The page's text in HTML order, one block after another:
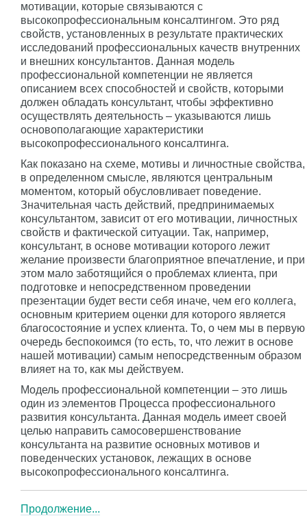
мотивации, которые связываются с
высокопрофессиональным консалтингом. Это ряд
свойств, установленных в результате практических
исследований профессиональных качеств внутренних
и внешних консультантов. Данная модель
профессиональной компетенции не является
описанием всех способностей и свойств, которыми
должен обладать консультант, чтобы эффективно
осуществлять деятельность – указываются лишь
основополагающие характеристики
высокопрофессионального консалтинга.
Как показано на схеме, мотивы и личностные свойства,
в определенном смысле, являются центральным
моментом, который обусловливает поведение.
Значительная часть действий, предпринимаемых
консультантом, зависит от его мотивации, личностных
свойств и фактической ситуации. Так, например,
консультант, в основе мотивации которого лежит
желание произвести благоприятное впечатление, и при
этом мало заботящийся о проблемах клиента, при
подготовке и непосредственном проведении
презентации будет вести себя иначе, чем его коллега,
основным критерием оценки для которого является
благосостояние и успех клиента. То, о чем мы в первую
очередь беспокоимся (то есть, то, что лежит в основе
нашей мотивации) самым непосредственным образом
влияет на то, как мы действуем.
Модель профессиональной компетенции – это лишь
один из элементов Процесса профессионального
развития консультанта. Данная модель имеет своей
целью направить самосовершенствование
консультанта на развитие основных мотивов и
поведенческих установок, лежащих в основе
высокопрофессионального консалтинга.
Продолжение...